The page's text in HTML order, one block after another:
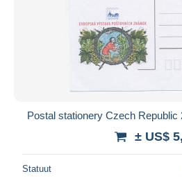
Postal stationery Czech Republic
± US$
Statuut